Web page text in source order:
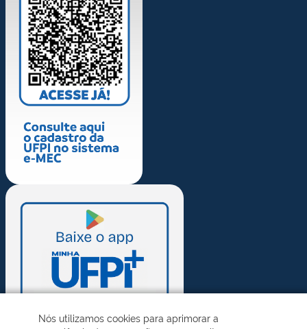
Nós utilizamos cookies para aprimorar a